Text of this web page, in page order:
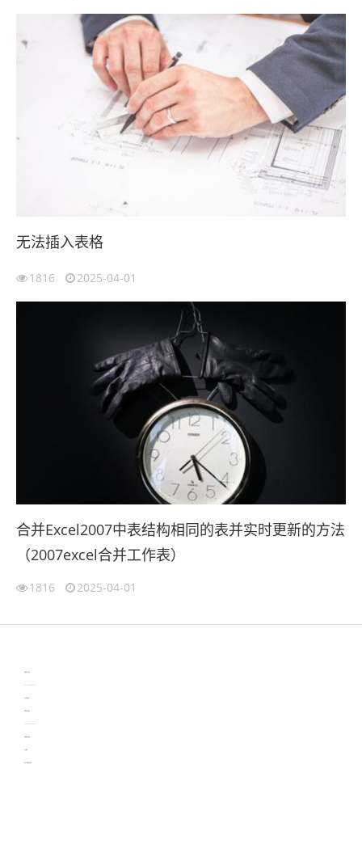
无法插入表格
1816 2025-04-01
合并Excel2007中表结构相同的表并实时更新的方法
（2007excel合并工作表）
1816 2025-04-01